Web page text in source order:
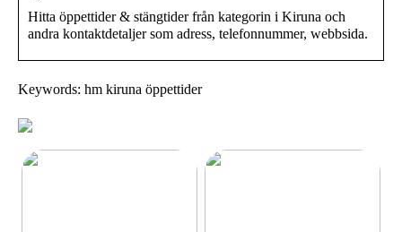
Hitta öppettider & stängtider från kategorin i Kiruna och
andra kontaktdetaljer som adress, telefonnummer, webbsida.
Keywords: hm kiruna öppettider